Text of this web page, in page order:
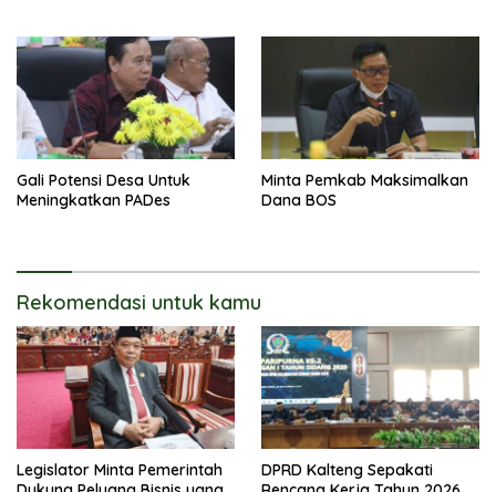
Gali Potensi Desa Untuk
Meningkatkan PADes
Minta Pemkab Maksimalkan
Dana BOS
Rekomendasi untuk kamu
Legislator Minta Pemerintah
DPRD Kalteng Sepakati